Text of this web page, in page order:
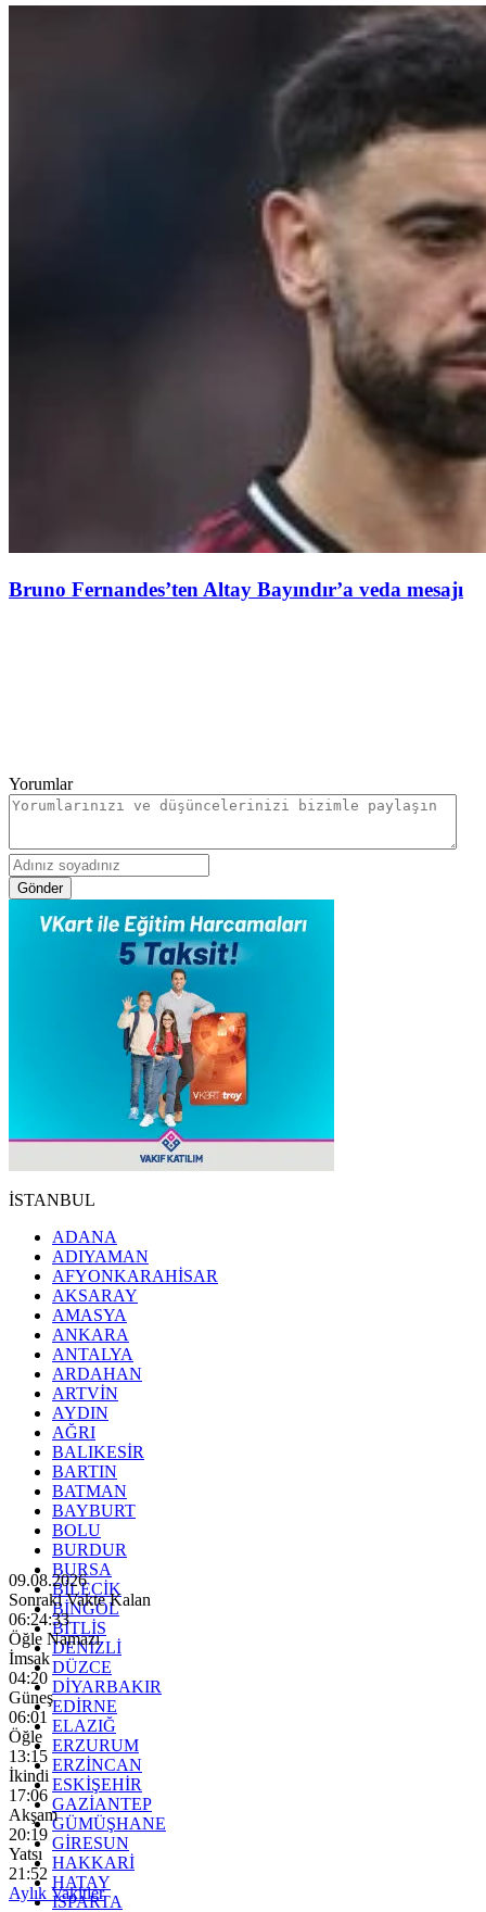
Bruno Fernandes’ten Altay Bayındır’a veda mesajı
Yorumlar
Gönder
İSTANBUL
ADANA
ADIYAMAN
AFYONKARAHİSAR
AKSARAY
AMASYA
ANKARA
ANTALYA
ARDAHAN
ARTVİN
AYDIN
AĞRI
BALIKESİR
BARTIN
BATMAN
BAYBURT
BOLU
BURDUR
BURSA
BİLECİK
BİNGÖL
BİTLİS
DENİZLİ
DÜZCE
DİYARBAKIR
EDİRNE
ELAZIĞ
ERZURUM
ERZİNCAN
ESKİŞEHİR
GAZİANTEP
GÜMÜŞHANE
GİRESUN
HAKKARİ
HATAY
ISPARTA
09.08.2026
Sonraki Vakte Kalan
06:24:31
Öğle Namazı
İmsak
04:20
Güneş
06:01
Öğle
13:15
İkindi
17:06
Akşam
20:19
Yatsı
21:52
Aylık Vakitler